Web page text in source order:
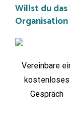
Willst du
Vereinbare
kostenloses
Gespräch